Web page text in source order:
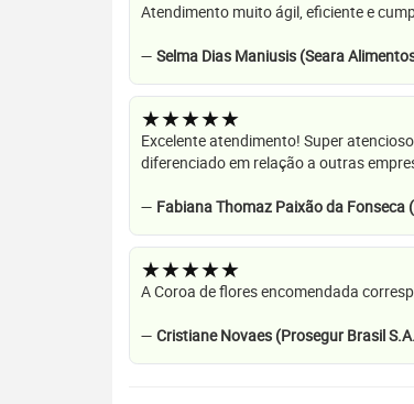
Atendimento muito ágil, eficiente e
— Selma Dias Maniusis (Seara
★★★★★
Excelente atendimento! Super
diferenciado em relação a outras
— Fabiana Thomaz Paixão da
★★★★★
A Coroa de flores encomendada
— Cristiane Novaes (Prosegur Brasil